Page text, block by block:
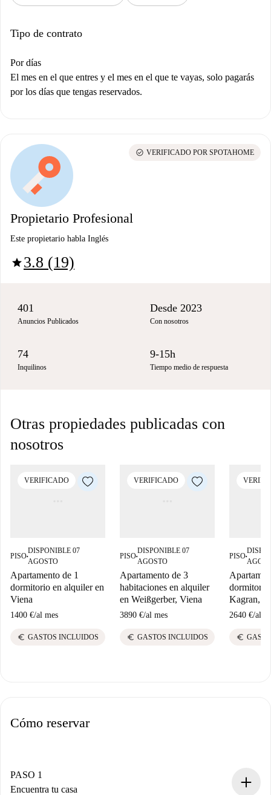
Tipo de contrato
Por días
El mes en el que entres y el mes en el que te vayas, solo pagarás
por los días que tengas reservados.
Propietario Profesional
Este propietario habla Inglés
star3.8 (19)
check_circle VERIFICADO POR SPOTAHOME
401
Anuncios Publicados
Desde 2023
Con nosotros
74
Inquilinos
9-15h
Tiempo medio de respuesta
Otras propiedades publicadas con
nosotros
VERIFICADO
PISO■
DISPONIBLE 07
AGOSTO
Apartamento de 1
dormitorio en alquiler en
Viena
1400 €/al mes
euro GASTOS INCLUIDOS
VERIFICADO
PISO■
DISPONIBLE 07
AGOSTO
Apartamento de 3
habitaciones en alquiler
en Weißgerber, Viena
3890 €/al mes
euro GASTOS INCLUIDOS
PISO■
dormitorio
Kagran,
2640 €/al
euro
Cómo reservar
PASO 1
Encuentra tu casa